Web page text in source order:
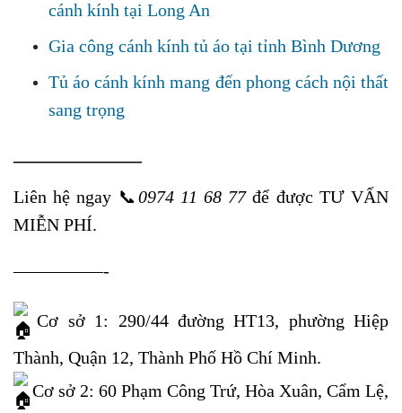
cánh kính tại Long An
Gia công cánh kính tủ áo tại tỉnh Bình Dương
Tủ áo cánh kính mang đến phong cách nội thất
sang trọng
——————–
Liên hệ ngay 📞 0974 11 68 77để được TƯ VẤN
MIỄN PHÍ.
—————-
Cơ sở 1: 290/44 đường HT13, phường Hiệp
Thành, Quận 12, Thành Phố Hồ Chí Minh.
Cơ sở 2: 60 Phạm Công Trứ, Hòa Xuân, Cẩm Lệ,